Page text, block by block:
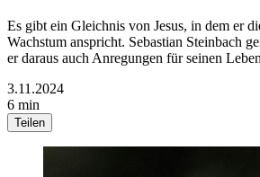
Es gibt ein Gleichnis von Jesus, in dem er
Wachstum anspricht. Sebastian Steinbach
er daraus auch Anregungen für seinen
3.11.2024
6 min
Teilen